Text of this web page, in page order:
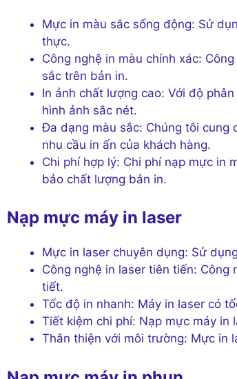
Mực in màu sắc sống động: Sử
thực.
Công nghệ in màu chính xác:
sắc trên bản in.
In ảnh chất lượng cao: Với độ
hình ảnh sắc nét.
Đa dạng màu sắc: Chúng tôi cung
nhu cầu in ấn của khách hàng.
Chi phí hợp lý: Chi phí nạp mực in
bảo chất lượng bản in.
Nạp mực máy in laser
Mực in laser chuyên dụng: Sử
Công nghệ in laser tiên tiến:
tiết.
Tốc độ in nhanh: Máy in laser có
Tiết kiệm chi phí: Nạp mực máy in
Thân thiện với môi trường: Mực in